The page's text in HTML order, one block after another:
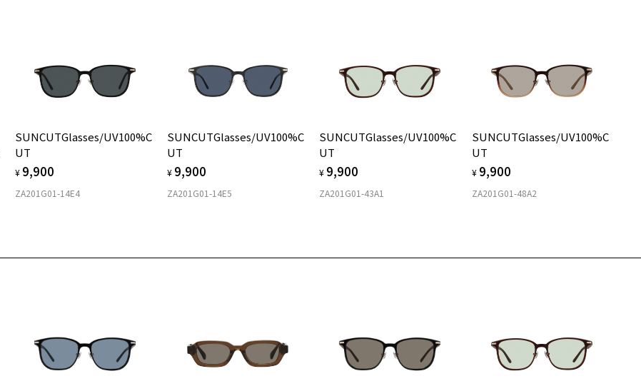
＜実店舗でサングラスまたはパッケージ商品等のレンズ交換について＞
2024年3月1日から、店頭に商品をお持ち込みいただいて、レンズ交換
店頭でレンズ交換をされるお客様は、商品発送から6か月以内に、ご購
入した商品本体と発送日がわかる【商品発送メール】を店頭スタッフに
ご提示いだければ、初回に限り加工賃はかかりませんので、必ずスタッ
ウエリントン
フロント素材：プラスチック
SUNCUTGlasses/UV100%C
UT
¥ 9,900
ZA201G01-14E4
SUNCUTGlasses/UV100%C
UT
¥ 9,900
ZA201G01-14E5
SUNCUTGlasses/UV100%C
UT
¥ 9,900
ZA201G01-43A1
SUNCUTGlasses/UV100%C
UT
¥ 9,900
ZA201G01-48A2